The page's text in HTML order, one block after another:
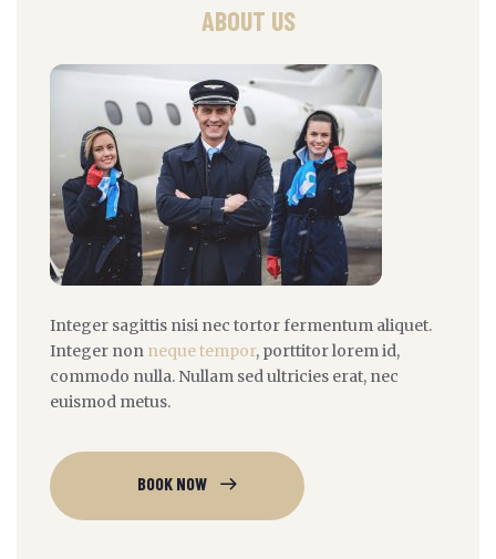
ABOUT US
Integer sagittis nisi nec tortor fermentum aliquet.
Integer non neque tempor, porttitor lorem id,
commodo nulla. Nullam sed ultricies erat, nec
euismod metus.
BOOK NOW